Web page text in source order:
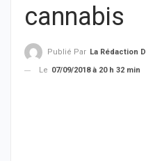
cannabis
Publié Par La Rédaction De THIEYSENEGAL.com
Le 07/09/2018 à 20 h 32 min